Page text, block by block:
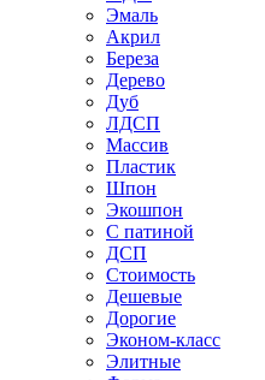
Эмаль
Акрил
Береза
Дерево
Дуб
ЛДСП
Массив
Пластик
Шпон
Экошпон
С патиной
ДСП
Стоимость
Дешевые
Дорогие
Эконом-класс
Элитные